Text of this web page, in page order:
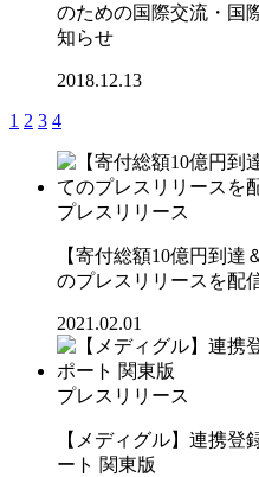
のための国際交流・国
知らせ
2018.12.13
1 2 3 4
プレスリリース
【寄付総額10億円到
のプレスリリースを配
2021.02.01
プレスリリース
【メディグル】連携登
ート 関東版